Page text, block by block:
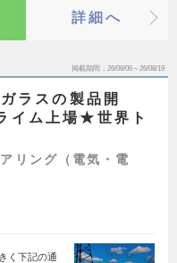
詳細へ
掲載期間 26/08/06～26/08/19
ラスの製品開
イム上場★世界ト
リング（電気・電
く下記の通